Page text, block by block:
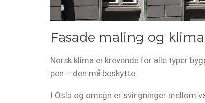
Fasade maling og
Norsk klima er krevende for alle typer
pen – den må beskytte.
I Oslo og omegn er svingninger mellom